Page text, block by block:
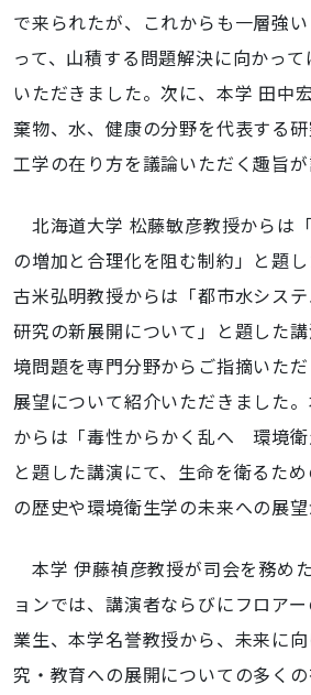
で来られたが、これからも一層強
って、山積する問題解決に向かっ
いただきました。次に、本学 田中
棄物、水、健康の分野を代表する
工学の在り方を議論いただく趣旨が
北海道大学 松藤敏彦教授からは
の増加と合理化を阻む制約」と題
古米弘明教授からは「都市水シス
研究の新展開について」と題した
境問題を専門分野からご指摘いた
展望について紹介いただきました
からは「毒性からかく乱へ 環境衛
と題した講演にて、生命を衛るた
の歴史や環境衛生学の未来への展望
本学 伊藤禎彦教授が司会を務め
ョンでは、講演者ならびにフロア
業生、本学名誉教授から、未来に
究・教育への展開についての多くの